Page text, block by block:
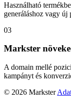
Használható
generáláshoz vagy új
03
Markster
A domain mellé
kampányt és
© 2026 Markster